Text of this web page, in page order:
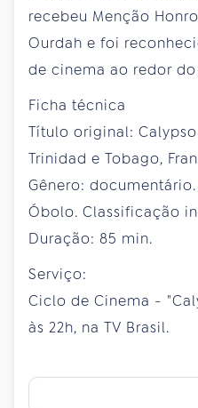
recebeu Menção
Ourdah e foi
de cinema ao redor
Ficha técnica
Título original:
Trinidad e Tobago,
Gênero:
Óbolo. Classificação
Duração: 85 min.
Serviço:
Ciclo de Cinema -
às 22h, na TV Brasil.